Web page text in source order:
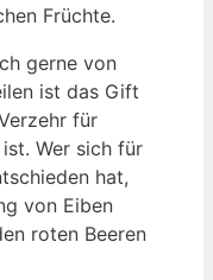
Früchte.
gerne von
ist das Gift
für
Wer sich für
hat,
von Eiben
roten Beeren